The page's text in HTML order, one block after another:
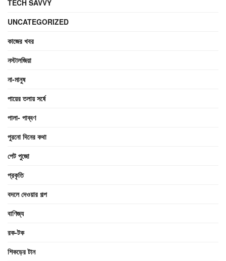
TECH SAVVY
UNCATEGORIZED
কাজের খবর
নস্টালজিয়া
না-মানুষ
পায়ের তলায় সর্ষে
পালা- পাব্বণ
পুরনো দিনের কথা
পেট পুজো
প্রকৃতি
বদলে দেওয়ার গল্প
বাণিজ্য
রক-টক
শিকড়ের টান